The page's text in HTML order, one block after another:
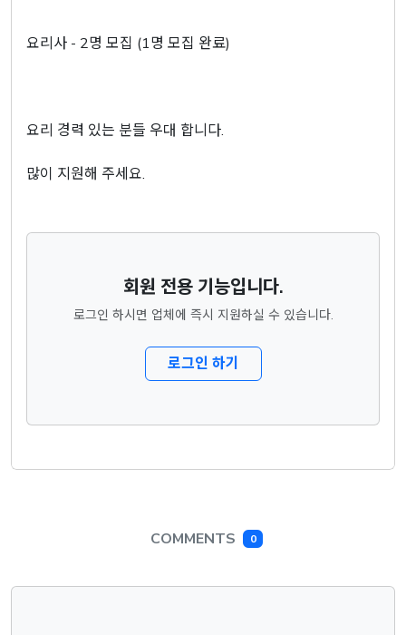
요리사 - 2명 모집 (1명 모집 완료)
요리 경력 있는 분들 우대 합니다.
많이 지원해 주세요.
회원 전용 기능입니다.
로그인 하시면 업체에 즉시 지원하실 수 있습니다.
로그인 하기
COMMENTS 0
댓글목록